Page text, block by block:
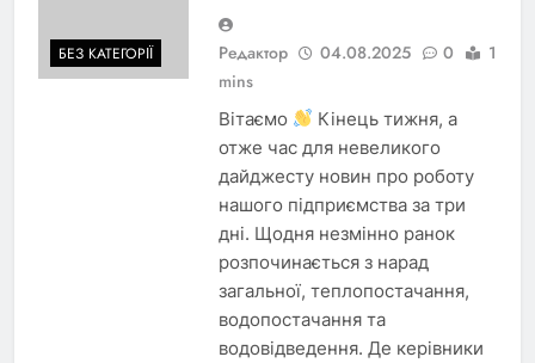
БЕЗ КАТЕГОРІЇ Редактор 04.08.2025 0
1
mins
Вітаємо
Кінець тижня, а
отже час для невеликого
дайджесту новин про роботу
нашого підприємства за три
дні. Щодня незмінно ранок
розпочинається з нарад
загальної, теплопостачання,
водопостачання та
водовідведення. Де керівники